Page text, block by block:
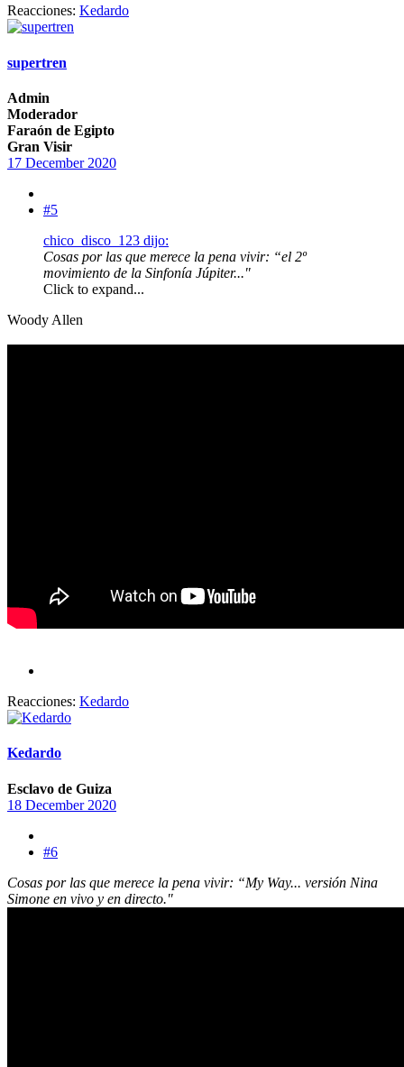
Reacciones: Kedardo
supertren
Admin
Moderador
Faraón de Egipto
Gran Visir
17 December 2020
#5
chico_disco_123 dijo:
Cosas por las que merece la pena vivir: “el 2º
movimiento de la Sinfonía Júpiter..."
Click to expand...
Woody Allen
Reacciones: Kedardo
Kedardo
Esclavo de Guiza
18 December 2020
#6
Cosas por las que merece la pena vivir: “My Way... versión Nina
Simone en vivo y en directo."